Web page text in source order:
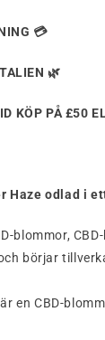
💳
🌿
KÖP PÅ £50
Haze odlad i
blommor,
börjar
en CBD-